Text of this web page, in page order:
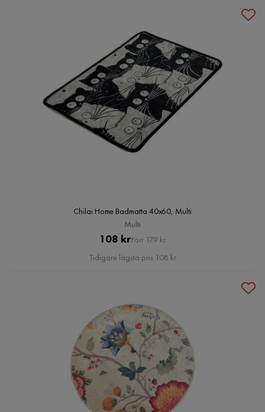
Chilai Home Badmatta 40x60, Multi
Multi
Pris
108 krOriginal
Pris
Förr 179 kr
Tidigare lägsta pris 108 kr